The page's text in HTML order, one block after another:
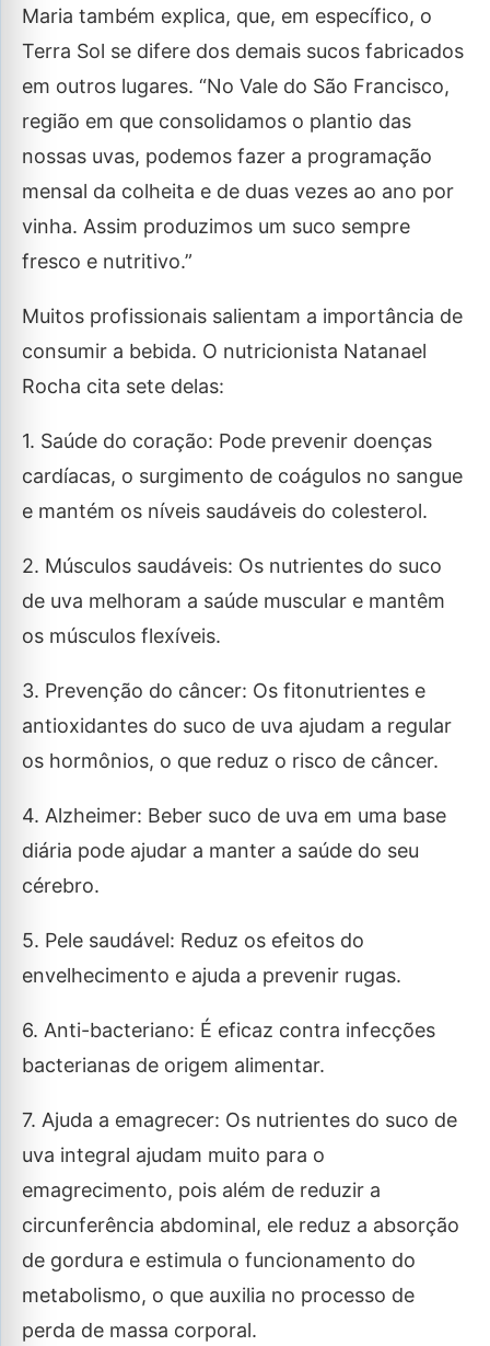
Maria também explica, que, em específico, o
Terra Sol se difere dos demais sucos fabricados
em outros lugares. “No Vale do São Francisco,
região em que consolidamos o plantio das
nossas uvas, podemos fazer a programação
mensal da colheita e de duas vezes ao ano por
vinha. Assim produzimos um suco sempre
fresco e nutritivo.”
Muitos profissionais salientam a importância de
consumir a bebida. O nutricionista Natanael
Rocha cita sete delas:
1. Saúde do coração: Pode prevenir doenças
cardíacas, o surgimento de coágulos no sangue
e mantém os níveis saudáveis do colesterol.
2. Músculos saudáveis: Os nutrientes do suco
de uva melhoram a saúde muscular e mantêm
os músculos flexíveis.
3. Prevenção do câncer: Os fitonutrientes e
antioxidantes do suco de uva ajudam a regular
os hormônios, o que reduz o risco de câncer.
4. Alzheimer: Beber suco de uva em uma base
diária pode ajudar a manter a saúde do seu
cérebro.
5. Pele saudável: Reduz os efeitos do
envelhecimento e ajuda a prevenir rugas.
6. Anti-bacteriano: É eficaz contra infecções
bacterianas de origem alimentar.
7. Ajuda a emagrecer: Os nutrientes do suco de
uva integral ajudam muito para o
emagrecimento, pois além de reduzir a
circunferência abdominal, ele reduz a absorção
de gordura e estimula o funcionamento do
metabolismo, o que auxilia no processo de
perda de massa corporal.